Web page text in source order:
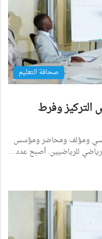
صحافة التعليم
وفرط
ومؤلف ومحاضر ومؤسس